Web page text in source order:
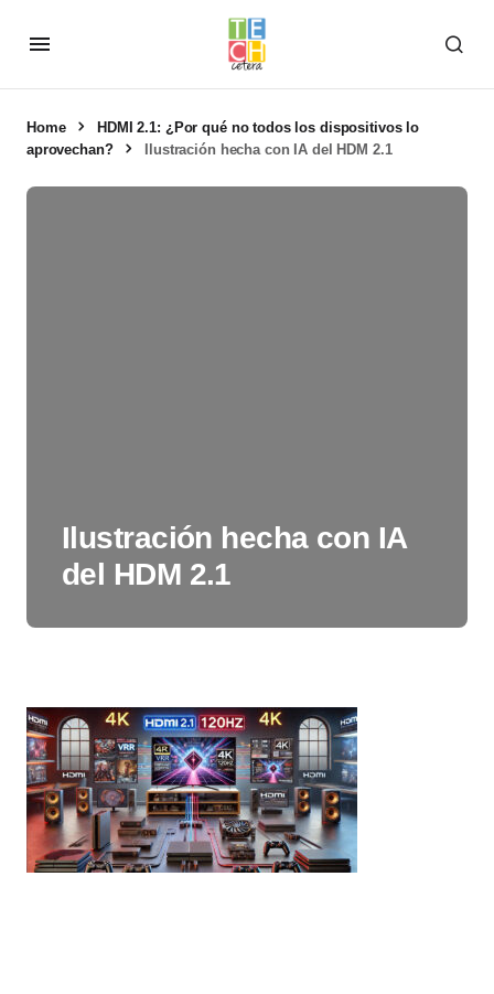
Home
HDMI 2.1: ¿Por qué no todos los dispositivos lo
aprovechan?
Ilustración hecha con IA del HDM 2.1
Ilustración hecha con IA
del HDM 2.1